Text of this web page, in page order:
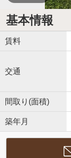
基本情報
賃料
交通
間取り(面積)
築年月